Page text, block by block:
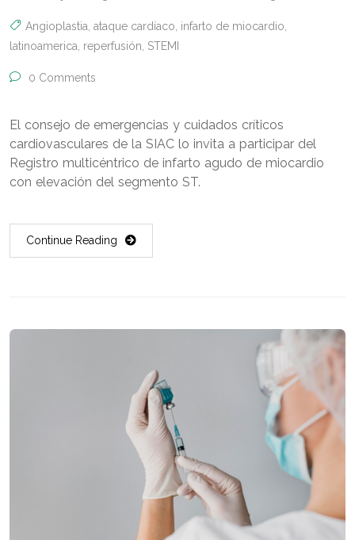
Angioplastia ataque cardíaco infarto de miocardio
latinoamerica reperfusión STEMI
0 Comments
El consejo de emergencias y cuidados críticos
cardiovasculares de la SIAC lo invita a participar del
Registro multicéntrico de infarto agudo de miocardio
con elevación del segmento ST.
Continue Reading